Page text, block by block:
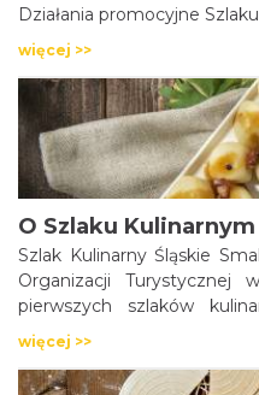
Działania promocyjne
więcej >>
O Szlaku
Szlak Kulinarny Śląskie
Organizacji
pierwszych szlaków
znajdują się restauracje i
tradycyjne dania
tylko ten, kto uzyskał
więcej >>